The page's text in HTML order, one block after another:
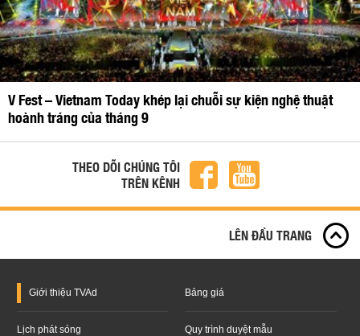
V Fest – Vietnam Today khép lại chuỗi sự kiện nghệ thuật
hoành tráng của tháng 9
THEO DÕI CHÚNG TÔI
TRÊN KÊNH
LÊN ĐẦU TRANG
Giới thiệu TVAd Bảng giá
Lịch phát sóng Quy trình duyệt mẫu